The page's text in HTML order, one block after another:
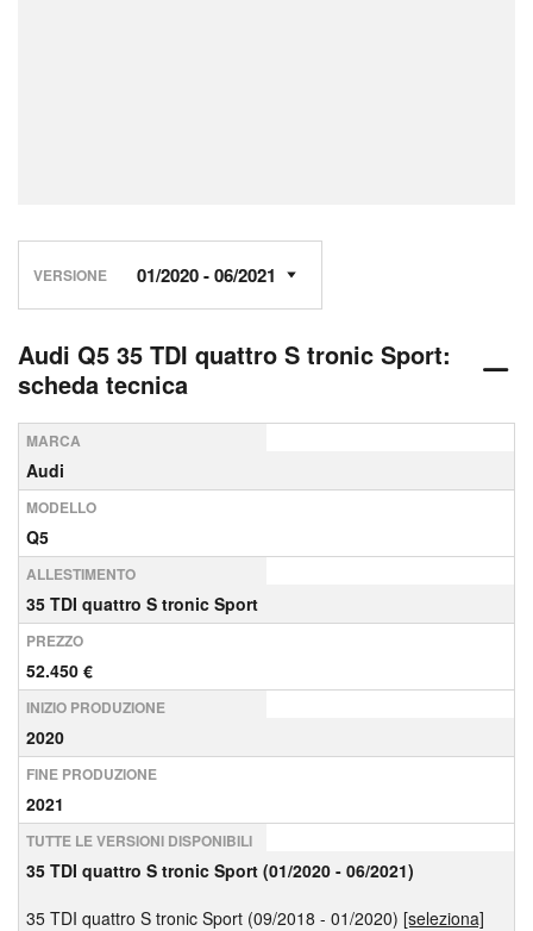
VERSIONE
Audi Q5 35 TDI quattro S tronic Sport:
scheda tecnica
MARCA
Audi
MODELLO
Q5
ALLESTIMENTO
35 TDI quattro S tronic Sport
PREZZO
52.450 €
INIZIO PRODUZIONE
2020
FINE PRODUZIONE
2021
TUTTE LE VERSIONI DISPONIBILI
35 TDI quattro S tronic Sport (01/2020 - 06/2021)
35 TDI quattro S tronic Sport (09/2018 - 01/2020) [seleziona]